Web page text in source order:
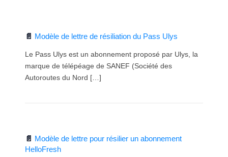
Modèle de lettre de résiliation du Pass Ulys
Le Pass Ulys est un abonnement proposé par Ulys, la
marque de télépéage de SANEF (Société des
Autoroutes du Nord […]
Modèle de lettre pour résilier un abonnement
HelloFresh